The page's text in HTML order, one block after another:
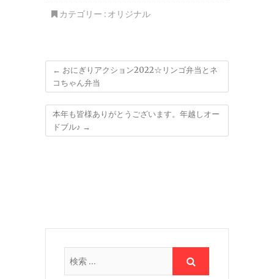
カテゴリー : オリジナル
← おにぎりアクション2022☆リンゴ弁当とネ
コちゃん弁当
本年も皆様ありがとうございます。年越しオー
ドブル♪ →